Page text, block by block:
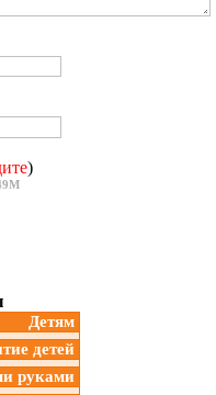
)
Детям
детей
руками